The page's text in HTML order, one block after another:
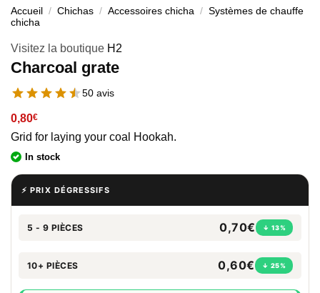
Accueil / Chichas / Accessoires chicha / Systèmes de chauffe
chicha
Visitez la boutique H2
Charcoal grate
50 avis
0,80€
Grid for laying your coal Hookah.
In stock
⚡ PRIX DÉGRESSIFS
5 - 9 PIÈCES 0,70€ ↓ 13%
10+ PIÈCES 0,60€ ↓ 25%